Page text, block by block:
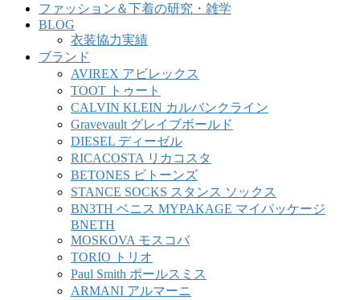
ファッション＆下着の研究・雑学
BLOG
衣装協力実績
ブランド
AVIREX アビレックス
TOOT トゥート
CALVIN KLEIN カルバンクライン
Gravevault グレイブボールド
DIESEL ディーゼル
RICACOSTA リカコスタ
BETONES ビトーンズ
STANCE SOCKS スタンス ソックス
BN3TH ベニス MYPAKAGE マイパッケージ
BNETH
MOSKOVA モスコバ
TORIO トリオ
Paul Smith ポールスミス
ARMANI アルマーニ